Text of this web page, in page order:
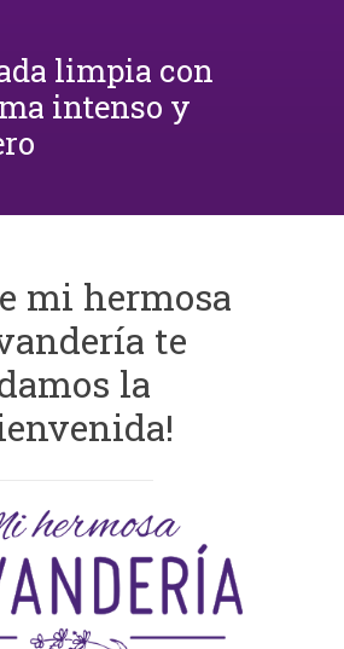
limpia con
intenso y
mi hermosa
te
la